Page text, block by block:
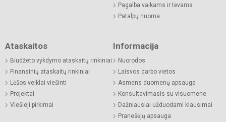
Pagalba vaikams ir tėvams
Patalpų nuoma
Ataskaitos
Biudžeto vykdymo ataskaitų rinkiniai
Finansinių ataskaitų rinkiniai
Lėšos veiklai viešinti
Projektai
Viešieji pirkimai
Informacija
Nuorodos
Laisvos darbo vietos
Asmens duomenų apsauga
Konsultavimasis su visuomene
Dažniausiai užduodami klausimai
Pranešėjų apsauga